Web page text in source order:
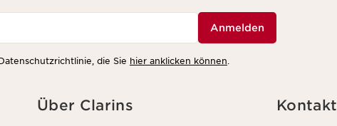
Anmelden
die Sie hier anklicken können.
Über Clarins Kontakt